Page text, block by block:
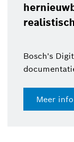
Bosch's
Meer